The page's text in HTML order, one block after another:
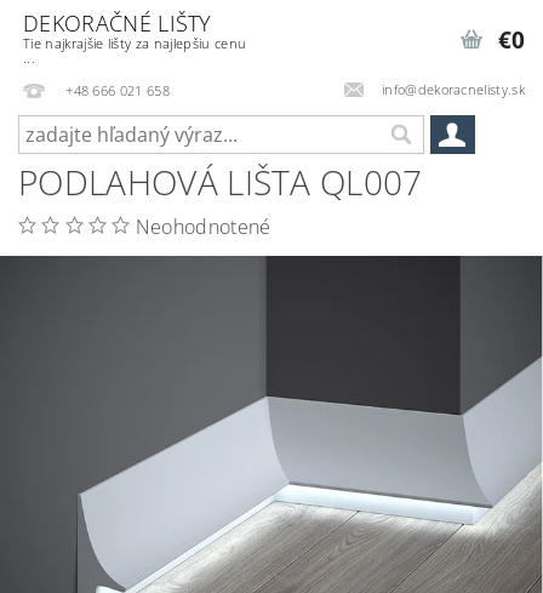
DEKORAČNÉ LIŠTY
Tie najkrajšie lišty za najlepšiu cenu
...
+48 666 021 658
info@dekoracnelisty.sk
€0
PODLAHOVÁ LIŠTA QL007
Neohodnotené